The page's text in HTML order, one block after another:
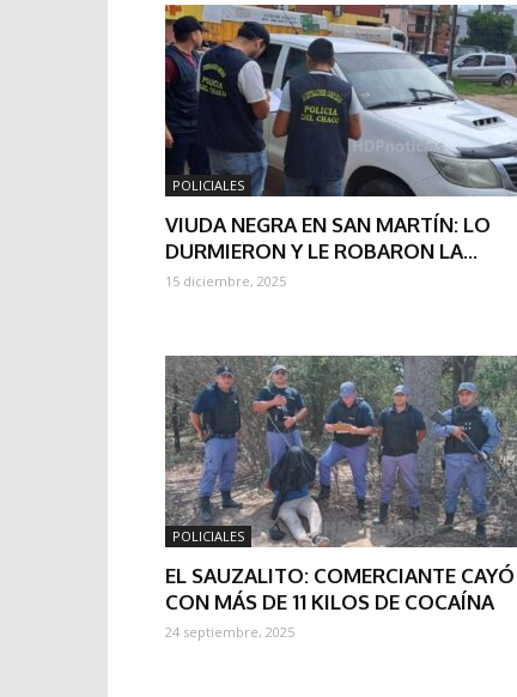
POLICIALES
VIUDA NEGRA EN SAN MARTÍN: LO
DURMIERON Y LE ROBARON LA...
15 diciembre, 2025
POLICIALES
EL SAUZALITO: COMERCIANTE CAYÓ
CON MÁS DE 11 KILOS DE COCAÍNA
24 septiembre, 2025